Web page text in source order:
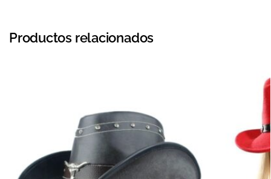
Productos relacionados